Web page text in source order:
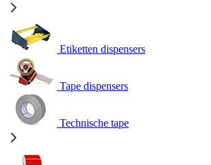
Etiketten dispensers
Tape dispensers
Technische tape